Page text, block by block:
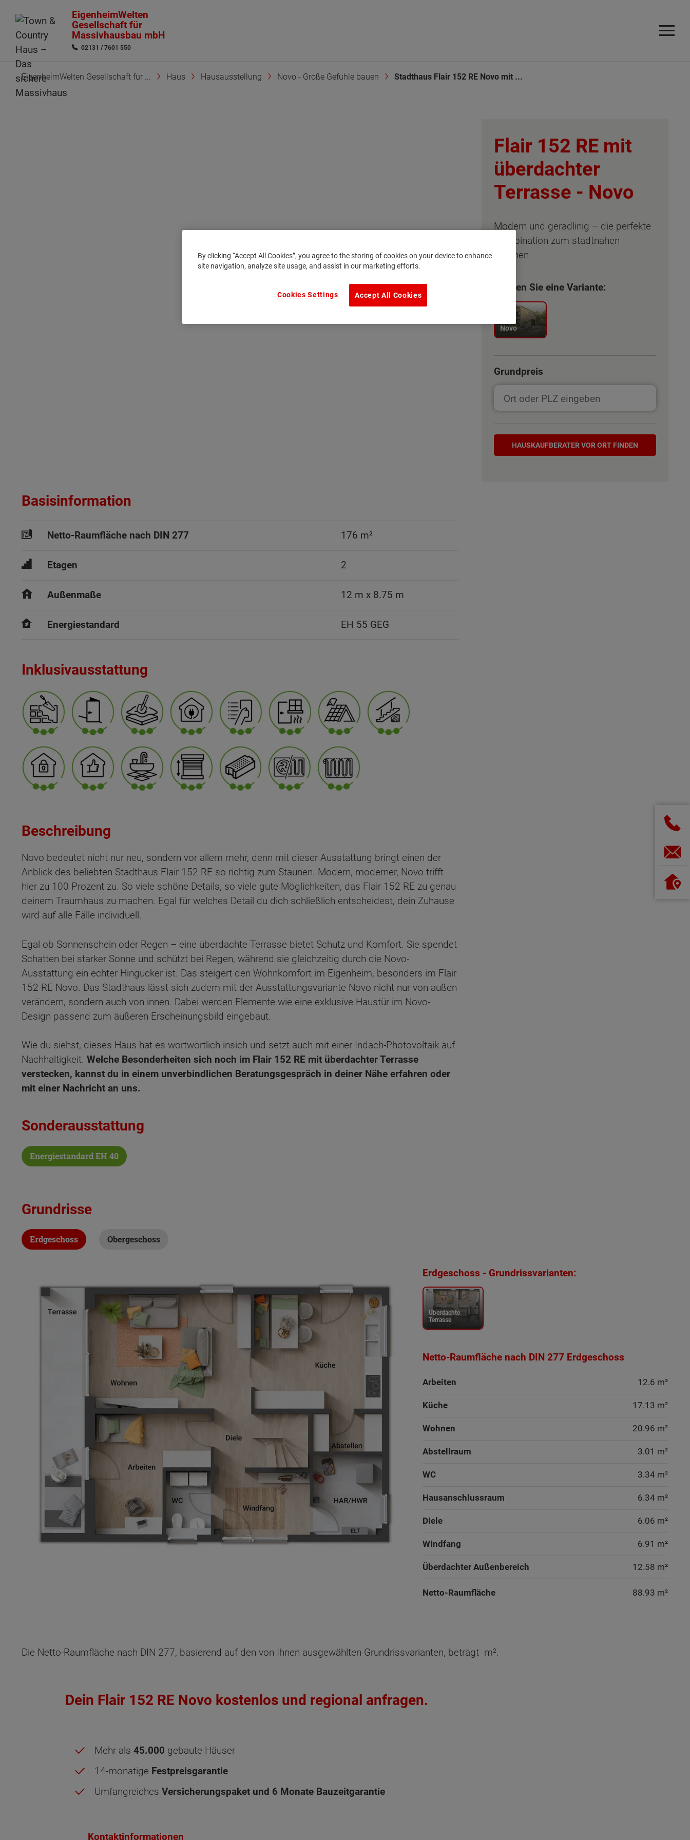
EigenheimWelten
Gesellschaft für
Massivhausbau mbH
02131 / 7601 550
EigenheimWelten Gesellschaft für ... Haus Hausausstellung Novo - Große Gefühle bauen Stadthaus Flair 152 RE Novo mit ...
Basisinformation
Netto-Raumfläche nach DIN 277 176 m²
Etagen 2
Außenmaße 12 m x 8.75 m
Energiestandard EH 55 GEG
Inklusivausstattung
Beschreibung
Novo bedeutet nicht nur neu, sondern vor allem mehr, denn mit dieser Ausstattung bringt einen der
Anblick des beliebten Stadthaus Flair 152 RE so richtig zum Staunen. Modern, moderner, Novo trifft
hier zu 100 Prozent zu. So viele schöne Details, so viele gute Möglichkeiten, das Flair 152 RE zu genau
deinem Traumhaus zu machen. Egal für welches Detail du dich schließlich entscheidest, dein Zuhause
wird auf alle Fälle individuell.
Egal ob Sonnenschein oder Regen – eine überdachte Terrasse bietet Schutz und Komfort. Sie spendet
Schatten bei starker Sonne und schützt bei Regen, während sie gleichzeitig durch die Novo-
Ausstattung ein echter Hingucker ist. Das steigert den Wohnkomfort im Eigenheim, besonders im Flair
152 RE Novo. Das Stadthaus lässt sich zudem mit der Ausstattungsvariante Novo nicht nur von außen
verändern, sondern auch von innen. Dabei werden Elemente wie eine exklusive Haustür im Novo-
Design passend zum äußeren Erscheinungsbild eingebaut.
Wie du siehst, dieses Haus hat es wortwörtlich insich und setzt auch mit einer Indach-Photovoltaik auf
Nachhaltigkeit. Welche Besonderheiten sich noch im Flair 152 RE mit überdachter Terrasse
verstecken, kannst du in einem unverbindlichen Beratungsgespräch in deiner Nähe erfahren oder
mit einer Nachricht an uns.
Sonderausstattung
Energiestandard EH 40
Flair 152 RE mit
überdachter
Terrasse - Novo
Modern und geradlinig – die perfekte
Kombination zum stadtnahen
Wohnen
Wählen Sie eine Variante:
Novo
Grundpreis
Hauskaufberater
HAUSKAUF­BERATER VOR ORT FINDEN
Grundrisse
Erdgeschoss Obergeschoss
Erdgeschoss - Grundrissvarianten:
Überdachte
Terrasse
Netto-Raumfläche nach DIN 277 Erdgeschoss
Arbeiten 12.6 m²
Küche 17.13 m²
Wohnen 20.96 m²
Abstellraum 3.01 m²
WC 3.34 m²
Hausanschlussraum 6.34 m²
Diele 6.06 m²
Windfang 6.91 m²
Überdachter Außenbereich 12.58 m²
Netto-Raumfläche 88.93 m²
Obergeschoss - Grundrissvarianten:
Netto-Raumfläche nach DIN 277 Obergeschoss
Die Netto-Raumfläche nach DIN 277, basierend auf den von Ihnen ausgewählten Grundrissvarianten, beträgt m².
Dein Flair 152 RE Novo kostenlos und regional anfragen.
Mehr als 45.000 gebaute Häuser
14-monatige Festpreisgarantie
Umfangreiches Versicherungspaket und 6 Monate Bauzeitgarantie
Kontaktinformationen
By clicking “Accept All Cookies”, you agree to the storing of cookies on your device to enhance
site navigation, analyze site usage, and assist in our marketing efforts.
Accept All Cookies
Cookies Settings